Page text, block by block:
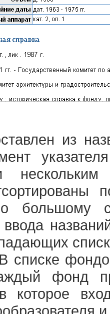
из
большому
ввода
списке
фонд
которое